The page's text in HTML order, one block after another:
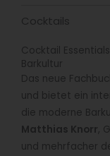
Cocktails
Cocktail
Barkultur
Das neue
und bietet ein
die moderne
Matthias Knorr,
und mehrfacher